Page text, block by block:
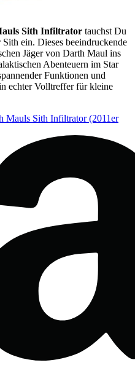
Sith Infiltrator tauchst Du
ein. Dieses beeindruckende
Jäger von Darth Maul ins
Abenteuern im Star
Funktionen und
echter Volltreffer für kleine
Mauls Sith Infiltrator (2011er